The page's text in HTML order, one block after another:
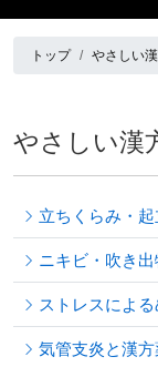
トップ やさしい
やさしい漢
立ちくらみ・
ニキビ・吹き
ストレスによ
気管支炎と漢方